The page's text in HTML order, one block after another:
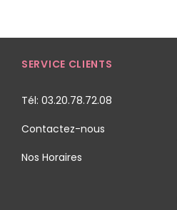
SERVICE CLIENTS
Tél: 03.20.78.72.08
Contactez-nous
Nos Horaires